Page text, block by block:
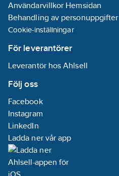
Användarvillkor Hemsidan
Behandling av personuppgifter
Cookie-inställningar
För leverantörer
Leverantör hos Ahlsell
Följ oss
Facebook
Instagram
LinkedIn
Ladda ner vår app